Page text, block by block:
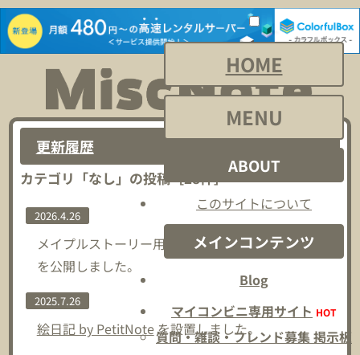
HOME
MENU
ABOUT
このサイトについて
メインコンテンツ
Blog
マイコンビニ専用サイト HOT
質問・雑談・フレンド募集 掲示板
更新履歴
カテゴリ「なし」の投稿［28件］
2026.4.26
メイプルストーリー用の
「家具購入チェッカー」
を公開しました。
2025.7.26
絵日記 by PetitNoteを設置しました。